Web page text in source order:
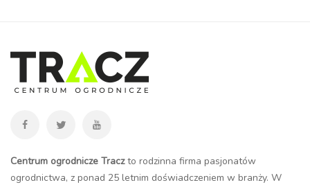
Centrum ogrodnicze Traczto rodzinna firma pasjonatów
ogrodnictwa, z ponad 25 letnim doświadczeniem w branży. W